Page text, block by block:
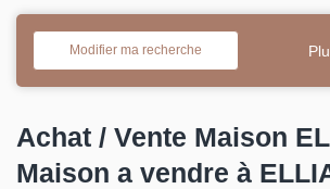
Nos biens
Nos agences
Modifier ma recherche
Achat / Vente Maison
Maison a vendre à